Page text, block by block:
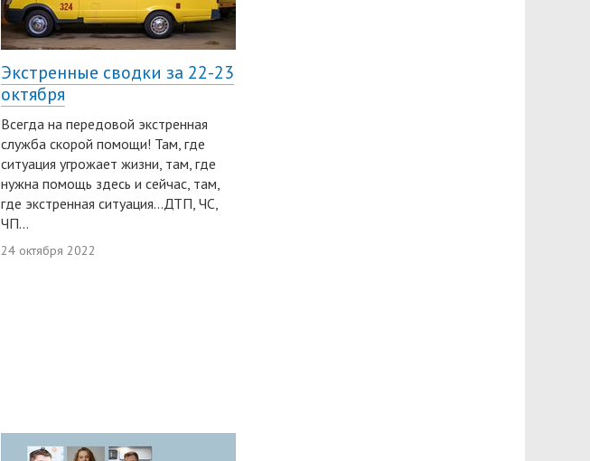
Экстренные сводки за 22-23
октября
Всегда на передовой экстренная
служба скорой помощи! Там, где
ситуация угрожает жизни, там, где
нужна помощь здесь и сейчас, там,
где экстренная ситуация...ДТП, ЧС,
ЧП...
24 октября 2022